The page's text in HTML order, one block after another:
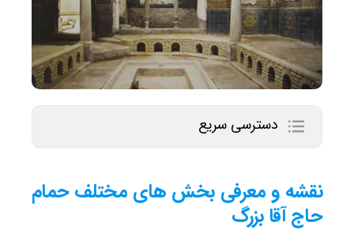
دسترسی سریع
نقشه و معرفی بخش های مختلف حمام
حاج آقا بزرگ